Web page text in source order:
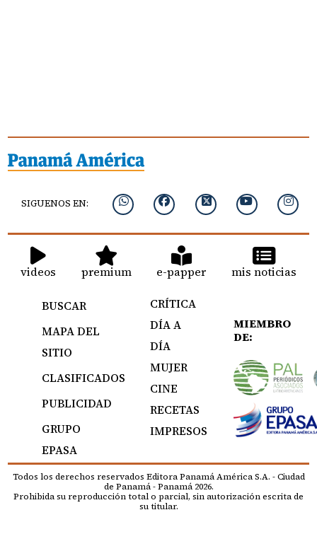
SIGUENOS EN:
videos premium e-papper mis noticias
BUSCAR
MAPA DEL
SITIO
CLASIFICADOS
PUBLICIDAD
GRUPO
EPASA
CRÍTICA
DÍA A
DÍA
MUJER
CINE
RECETAS
IMPRESOS
MIEMBRO
DE:
Todos los derechos reservados Editora Panamá América S.A. - Ciudad
de Panamá - Panamá 2026.
Prohibida su reproducción total o parcial, sin autorización escrita de
su titular.